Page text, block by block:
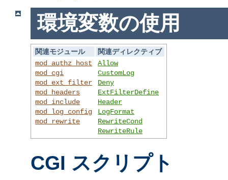
環境変数の使用
関連モジュール
関連ディレクティブ
mod_authz_host
mod_cgi
mod_ext_filter
mod_headers
mod_include
mod_log_config
mod_rewrite
Allow
CustomLog
Deny
ExtFilterDefine
Header
LogFormat
RewriteCond
RewriteRule
CGI スクリプト